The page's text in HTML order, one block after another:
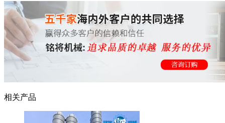
相关产品